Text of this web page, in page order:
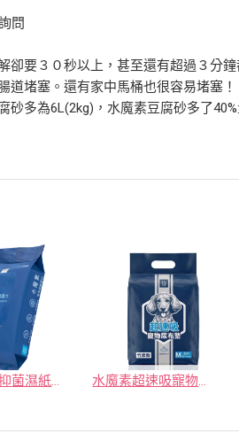
問
卻要３０秒以上，甚至還有超過３分
道堵塞。還有家中馬桶也很容易堵塞！
砂多為6L(2kg)，水魔素豆腐砂多了
寵物除臭抑菌濕紙巾／30抽／無味【4包100】 水魔素超速吸寵物尿布墊買1送1